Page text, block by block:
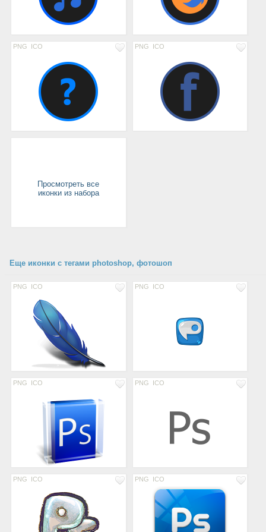
PNG ICO PNG ICO
Просмотреть все
иконки из набора
Еще иконки с тегами photoshop, фотошоп
PNG ICO PNG ICO
PNG ICO PNG ICO
PNG ICO PNG ICO